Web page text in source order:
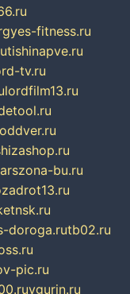
yes-fitness.ru
tishinapve.ru
tv.ru
lordfilm13.ru
bu.ru
doroga.rutb02.ru
pic.ru
vgurin.ru